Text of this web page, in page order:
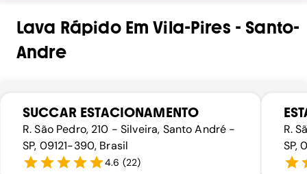
Lava RápidoEmVila-Pires - Santo-
Andre
SUCCAR ESTACIONAMENTO
R. São Pedro, 210 - Silveira, Santo André -
SP, 09121-390, Brasil
4.6 (22)
R.
SP,